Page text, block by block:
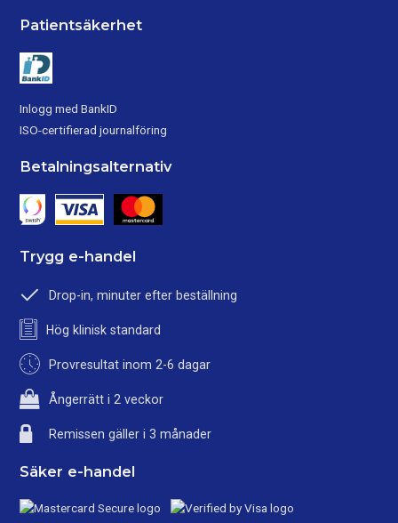
Patientsäkerhet
Inlogg med BankID
ISO-certifierad journalföring
Betalningsalternativ
Trygg e-handel
Drop-in, minuter efter beställning
Hög klinisk standard
Provresultat inom 2-6 dagar
Ångerrätt i 2 veckor
Remissen gäller i 3 månader
Säker e-handel